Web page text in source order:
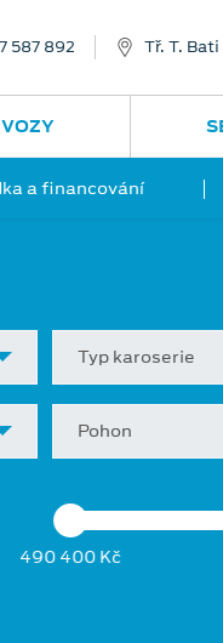
587 892 Tř. T.
a financování
Typ karoserie
Pohon
490 400 Kč